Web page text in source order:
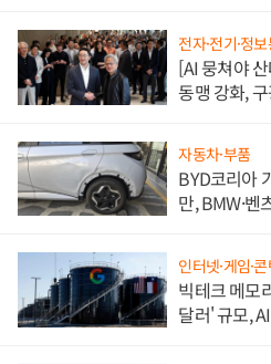
전자·전기·정
[AI 뭉쳐야
동맹 강화,
자동차·부품
BYD코리아
만, BMW·벤
인터넷·게임·
빅테크 메모
달러' 규모,